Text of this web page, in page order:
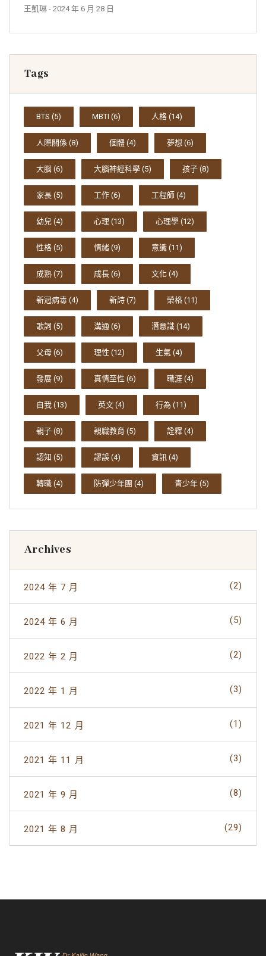
王凱琳 - 2024 年 6 月 28 日
Tags
BTS (5) MBTI (6) 人格 (14)
人際關係 (8) 個體 (4) 夢想 (6)
大腦 (6) 大腦神經科學 (5) 孩子 (8)
家長 (5) 工作 (6) 工程師 (4)
幼兒 (4) 心理 (13) 心理學 (12)
性格 (5) 情緒 (9) 意識 (11)
成熟 (7) 成長 (6) 文化 (4)
新冠病毒 (4) 新詩 (7) 榮格 (11)
歌詞 (5) 溝通 (6) 潛意識 (14)
父母 (6) 理性 (12) 生氣 (4)
發展 (9) 真情至性 (6) 職涯 (4)
自我 (13) 英文 (4) 行為 (11)
親子 (8) 親職教育 (5) 詮釋 (4)
認知 (5) 謬誤 (4) 資訊 (4)
轉職 (4) 防彈少年團 (4) 青少年 (5)
Archives
2024 年 7 月 (2)
2024 年 6 月 (5)
2022 年 2 月 (2)
2022 年 1 月 (3)
2021 年 12 月 (1)
2021 年 11 月 (3)
2021 年 9 月 (8)
2021 年 8 月 (29)